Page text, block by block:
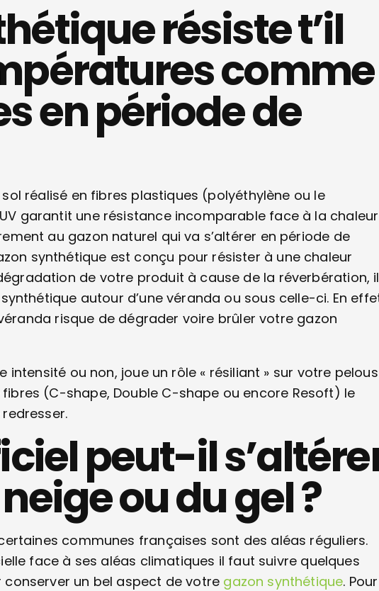
résiste t’il
comme
en période de
réalisé en fibres plastiques (polyéthylène ou le
garantit une résistance incomparable face à la chaleur
au gazon naturel qui va s’altérer en période de
synthétique est conçu pour résister à une chaleur
de votre produit à cause de la réverbération, il
autour d’une véranda ou sous celle-ci. En
risque de dégrader voire brûler votre gazon
intensité ou non, joue un rôle « résiliant » sur votre
(C-shape, Double C-shape ou encore Resoft) le
peut-il
ou du gel ?
communes françaises sont des aléas réguliers.
face à ses aléas climatiques il faut suivre quelques
conserver un bel aspect de votre gazon synthétique. Pour